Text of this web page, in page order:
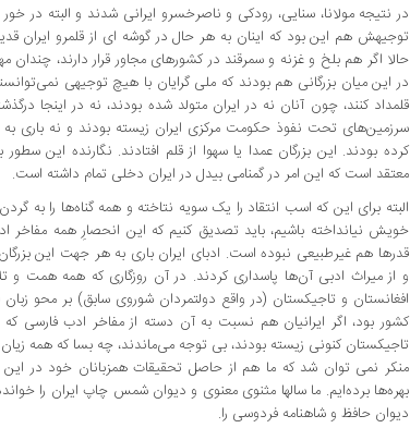
در نتیجه مولانا، سنایی‌، رودکی و ناصرخسرو ایرانی شدند و البته در
توجیهش هم این بود که اینان به هر حال در گوشه ‌ای از قلمرو ایران
حالا اگر هم بلخ و غزنه و سمرقند در کشورهای مجاور قرار دارند،
در این میان بزرگانی هم بودند که ملی‌ گرایان با هیچ توجیهی
قلمداد کنند، چون آنان نه در ایران متولد شده‌ بودند، نه در اینجا
سرزمین‌های تحت نفوذ حکومت مرکزی ایران زیسته بودند و نه باری
کرده ‌بودند. این بزرگان عمدا یا سهوا از قلم افتادند. نگارنده این سطور
معتقد است که این امر در گمنامی بیدل در ایران دخلی تمام داشته ‌است.
البته‌ برای این که اسب انتقاد را یک سویه نتاخته و همه گناه‌ها را به
خویش نیانداخته باشیم، باید تصدیق کنیم که این انحصارِ همه مفاخر
قدرها هم غیرطبیعی نبوده ‌است‌. ادبای ایران باری به هر جهت این
و از میراث ادبی آن‌ها پاسداری کردند. در آن روزگاری که همه همت و
افغانستان و تاجیکستان (در واقع دولتمردان شوروی سابق‌) بر محو
کشور بود، اگر ایرانیان هم نسبت به آن دسته از مفاخر ادب فارسی که
تاجیکستان کنونی زیسته بودند، بی ‌توجه می‌ماندند، چه بسا که همه
منکر نمی‌ توان شد که ما هم از حاصل تحقیقات همزبانان خود در
بهره‌ها برده‌ایم‌. ما سالها مثنوی ‌معنوی و دیوان ‌شمس چاپ ایران را
دیوان حافظ و شاهنامه فردوسی را.